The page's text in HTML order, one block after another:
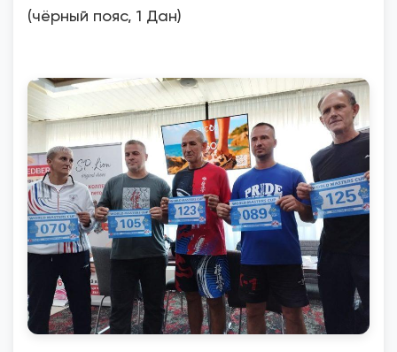
(чёрный пояс, 1 Дан)